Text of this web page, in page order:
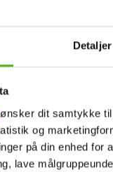
Detaljer
ønsker dit samtykke
og
på din enhed for
lave